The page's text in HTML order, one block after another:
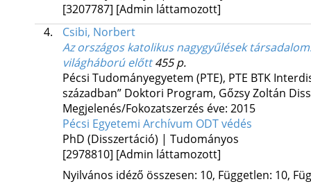
[3207787] [Admin láttamozott]
4.
Csibi, Norbert
Az országos katolikus nagygyűlések
világháború előtt455 p.
Pécsi Tudományegyetem (PTE), PTE BTK
században” Doktori Program, Gőzsy Zoltán
Megjelenés/Fokozatszerzés éve: 2015
Pécsi Egyetemi Archívum ODT védés
PhD (Disszertáció) | Tudományos
[2978810] [Admin láttamozott]
Nyilvános idéző összesen: 10, Független: 10,